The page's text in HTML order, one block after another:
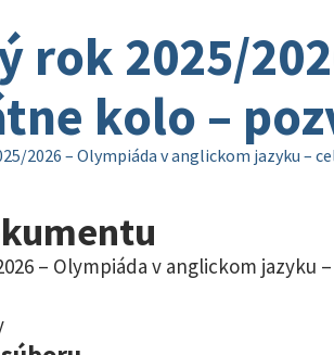
rok 2025/
kolo –
2026 – Olympiáda v anglickom jazyku –
– Olympiáda v anglickom jazyku